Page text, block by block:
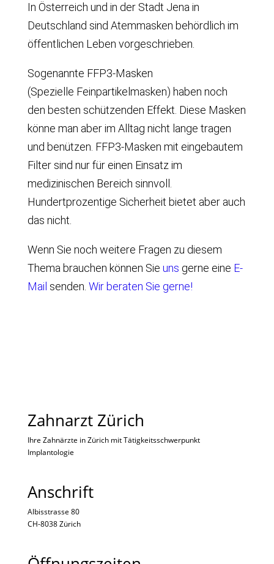
In Österreich und in der Stadt Jena in
Deutschland sind Atemmasken behördlich im
öffentlichen Leben vorgeschrieben.
Sogenannte FFP3-Masken
(Spezielle Feinpartikelmasken) haben noch
den besten schützenden Effekt. Diese Masken
könne man aber im Alltag nicht lange tragen
und benützen. FFP3-Masken mit eingebautem
Filter sind nur für einen Einsatz im
medizinischen Bereich sinnvoll.
Hundertprozentige Sicherheit bietet aber auch
das nicht.
Wenn Sie noch weitere Fragen zu diesem
Thema brauchen können Sie uns gerne eine E-
Mail senden. Wir beraten Sie gerne!
Zahnarzt Zürich
Ihre Zahnärzte in Zürich mit Tätigkeitsschwerpunkt
Implantologie
Anschrift
Albisstrasse 80
CH-8038 Zürich